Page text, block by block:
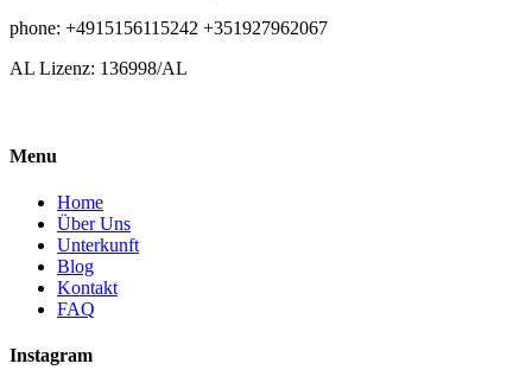
phone: +4915156115242 +351927962067
AL Lizenz: 136998/AL
Menu
Home
Über Uns
Unterkunft
Blog
Kontakt
FAQ
Instagram